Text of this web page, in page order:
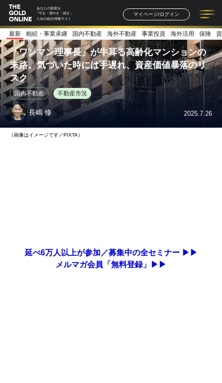
あなたの財産を
「守る・増やす・残す」
ための総合情報サイト
マイページ/ログイン
記事一覧 連載一覧
著者一覧 書籍一覧
最新 相続・事業承継 国内不動産 海外不動産 事業投資 海外活用 保険
「ワンマン理事長」が牛耳る高齢化マンションの
末路。気づいた時には手遅れ、資産価値暴落のリ
スク
国内不動産 不動産市況
長嶋 修 2025.7.26
（画像はイメージです／PIXTA）
延べ6万人以上が参加／募集中の全セミナー ▶▶
メルマガ会員「無料登録」▶▶